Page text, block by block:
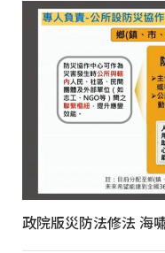
政院版災防法修法 海